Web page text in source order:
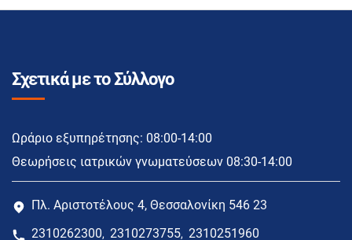
Σχετικά με το Σύλλογο
Ωράριο εξυπηρέτησης: 08:00-14:00
Θεωρήσεις ιατρικών γνωματεύσεων 08:30-14:00
Πλ. Αριστοτέλους 4, Θεσσαλονίκη 546 23
2310262300, 2310273755, 2310251960